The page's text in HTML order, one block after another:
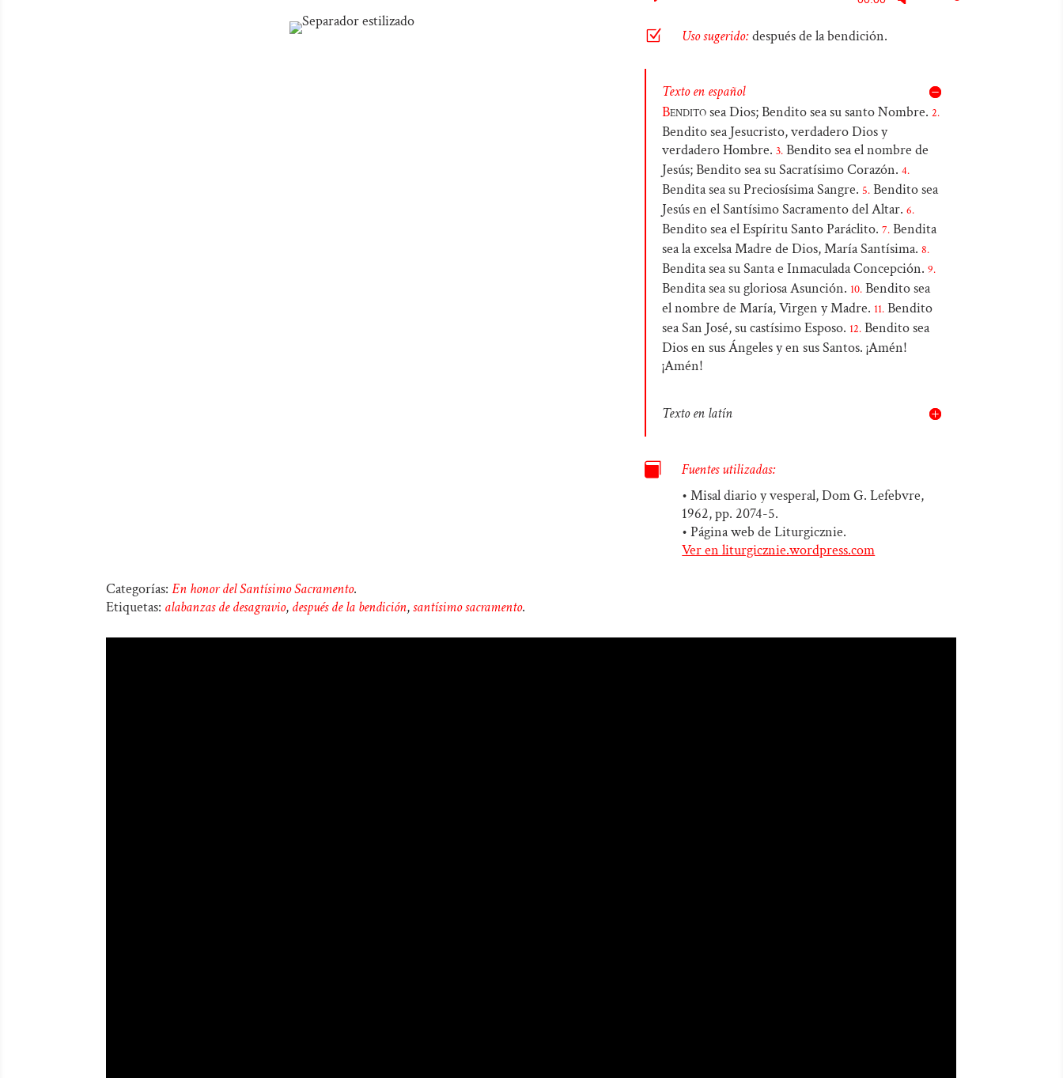
audio
flecha
arriba/abajo
para
o
disminuir
el
volumen.
Z Uso sugerido:después de la bendición.
Texto en español
Benditosea Dios; Bendito sea su santo Nombre. 2.
Bendito sea Jesucristo, verdadero Dios y
verdadero Hombre. 3.Bendito sea el nombre de
Jesús; Bendito sea su Sacratísimo Corazón. 4.
Bendita sea su Preciosísima Sangre. 5.Bendito sea
Jesús en el Santísimo Sacramento del Altar. 6.
Bendito sea el Espíritu Santo Paráclito. 7.Bendita
sea la excelsa Madre de Dios, María Santísima. 8.
Bendita sea su Santa e Inmaculada Concepción. 9.
Bendita sea su gloriosa Asunción. 10.Bendito sea
el nombre de María, Virgen y Madre. 11.Bendito
sea San José, su castísimo Esposo. 12.Bendito sea
Dios en sus Ángeles y en sus Santos. ¡Amén!
¡Amén!
Texto en latín

Fuentes utilizadas:
• Misal diario y vesperal, Dom G. Lefebvre,
1962, pp. 2074-5.
• Página web de Liturgicznie.
Ver en liturgicznie.wordpress.com
Categorías:En honor del Santísimo Sacramento.
Etiquetas: alabanzas de desagravio, después de la bendición,santísimo sacramento.